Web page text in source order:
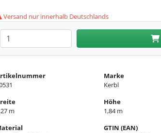
Versand nur innerhalb Deutschlands
Anzahl eingeben
Marke
Kerbl
m
Höhe
1,84 m
GTIN (EAN)